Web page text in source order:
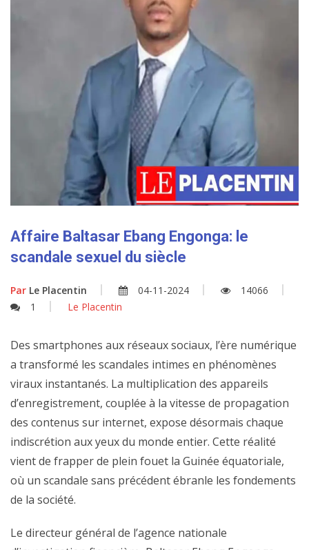
Affaire Baltasar Ebang Engonga: le
scandale sexuel du siècle
Par Le Placentin 04-11-2024
14066
1
Le Placentin
Des smartphones aux réseaux sociaux, l’ère numérique
a transformé les scandales intimes en phénomènes
viraux instantanés. La multiplication des appareils
d’enregistrement, couplée à la vitesse de propagation
des contenus sur internet, expose désormais chaque
indiscrétion aux yeux du monde entier. Cette réalité
vient de frapper de plein fouet la Guinée équatoriale,
où un scandale sans précédent ébranle les fondements
de la société.
Le directeur général de l’agence nationale